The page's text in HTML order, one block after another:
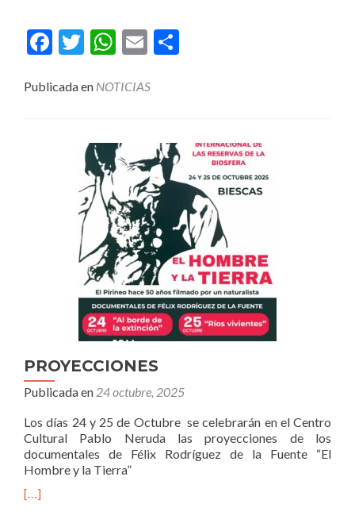
Facebook
Twitter WhatsApp
Email
Publicada en NOTICIAS
PROYECCIONES
Publicada en 24 octubre, 2025
Los días 24 y 25 de Octubre se celebrarán en el Centro
Cultural Pablo Neruda las proyecciones de los
documentales de Félix Rodríguez de la Fuente “El
Hombre y la Tierra”
[…]